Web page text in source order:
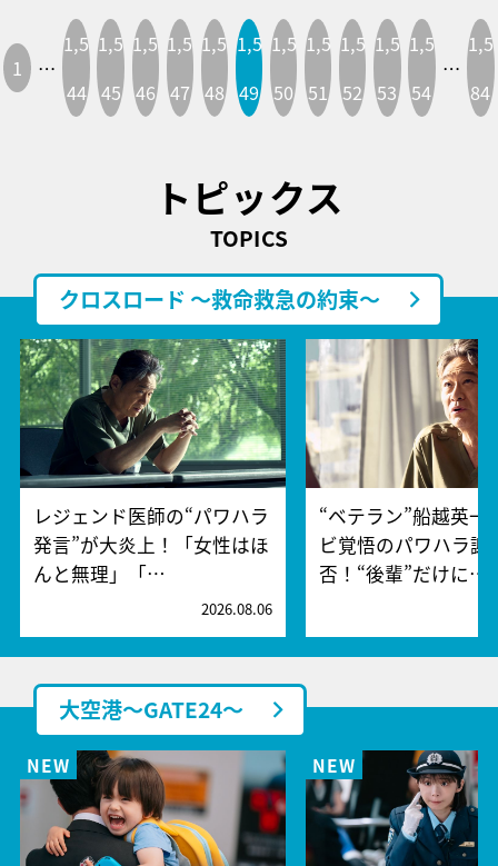
1 …
1,5
44
1,5
45
1,5
46
1,5
47
1,5
48
1,5
49
1,5
50
1,5
51
1,5
52
1,5
53
1,5
54
…
1,5
84
トピックス
TOPICS
クロスロード ～救命救急の約束～
レジェンド医師の“パワハラ
発言”が大炎上！「女性はほ
んと無理」「…
2026.08.06
“ベテラン”船越英一
ビ覚悟のパワハラ謝
否！“後輩”だけに…
大空港～GATE24～